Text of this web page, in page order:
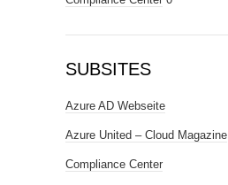
SUBSITES
Azure AD Webseite
Azure United – Cloud Magazine
Compliance Center